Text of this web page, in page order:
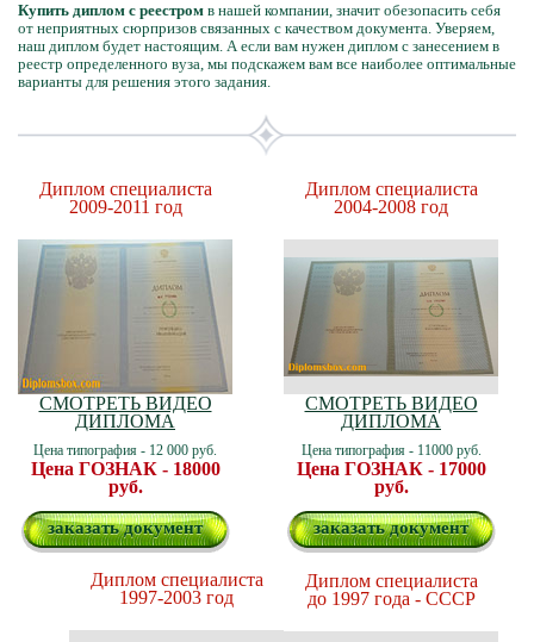
Купить диплом с реестром в нашей компании, значит обезопасить себя
от неприятных сюрпризов связанных с качеством документа. Уверяем,
наш диплом будет настоящим. А если вам нужен диплом с занесением в
реестр определенного вуза, мы подскажем вам все наиболее оптимальные
варианты для решения этого задания.
Диплом специалиста
2009-2011 год
СМОТРЕТЬ ВИДЕО
ДИПЛОМА
Цена типография - 12 000 руб.
Цена ГОЗНАК - 18000
руб.
заказать документ
Диплом специалиста
2004-2008 год
СМОТРЕТЬ ВИДЕО
ДИПЛОМА
Цена типография - 11000 руб.
Цена ГОЗНАК - 17000
руб.
заказать документ
Диплом специалиста
1997-2003 год
Диплом специалиста
до 1997 года - СССР